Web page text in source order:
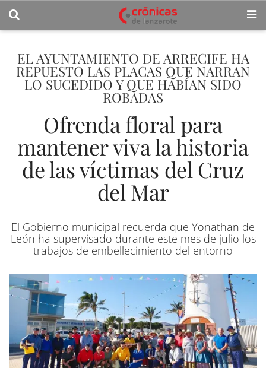
EL AYUNTAMIENTO DE ARRECIFE HA
REPUESTO LAS PLACAS QUE NARRAN
LO SUCEDIDO Y QUE HABÍAN SIDO
ROBADAS
Ofrenda floral para
mantener viva la historia
de las víctimas del Cruz
del Mar
El Gobierno municipal recuerda que Yonathan de
León ha supervisado durante este mes de julio los
trabajos de embellecimiento del entorno